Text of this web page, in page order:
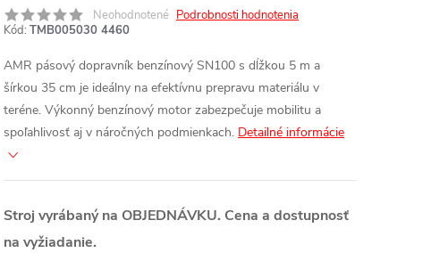
Neohodnotené Podrobnosti hodnotenia
Kód: TMB005030 4460
AMR pásový dopravník benzínový SN100 s dĺžkou 5 m a
šírkou 35 cm je ideálny na efektívnu prepravu materiálu v
teréne. Výkonný benzínový motor zabezpečuje mobilitu a
spoľahlivosť aj v náročných podmienkach. Detailné informácie
Stroj vyrábaný na OBJEDNÁVKU. Cena a dostupnosť
na vyžiadanie.